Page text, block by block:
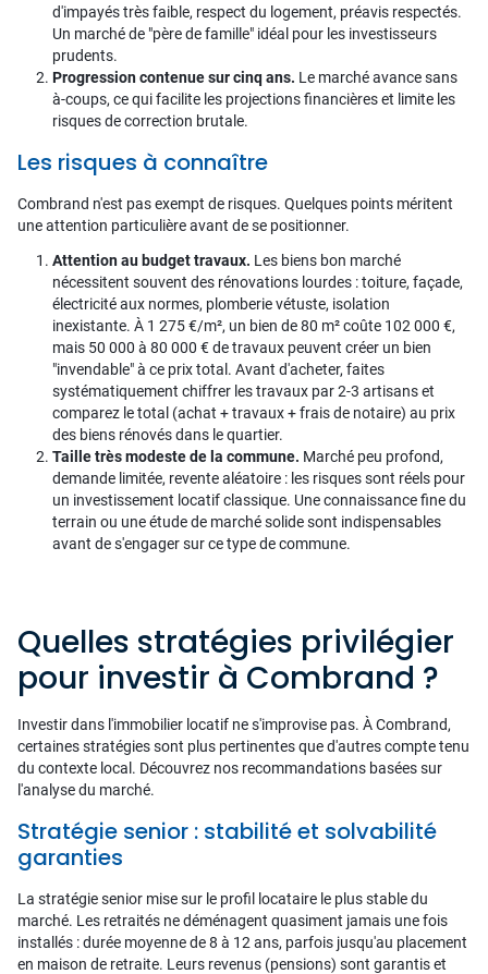
d'impayés très faible, respect du logement, préavis respectés.
Un marché de "père de famille" idéal pour les investisseurs
prudents.
Progression contenue sur cinq ans. Le marché avance sans
à-coups, ce qui facilite les projections financières et limite les
risques de correction brutale.
Les risques à connaître
Combrand n'est pas exempt de risques. Quelques points méritent
une attention particulière avant de se positionner.
Attention au budget travaux. Les biens bon marché
nécessitent souvent des rénovations lourdes : toiture, façade,
électricité aux normes, plomberie vétuste, isolation
inexistante. À 1 275 €/m², un bien de 80 m² coûte 102 000 €,
mais 50 000 à 80 000 € de travaux peuvent créer un bien
"invendable" à ce prix total. Avant d'acheter, faites
systématiquement chiffrer les travaux par 2-3 artisans et
comparez le total (achat + travaux + frais de notaire) au prix
des biens rénovés dans le quartier.
Taille très modeste de la commune. Marché peu profond,
demande limitée, revente aléatoire : les risques sont réels pour
un investissement locatif classique. Une connaissance fine du
terrain ou une étude de marché solide sont indispensables
avant de s'engager sur ce type de commune.
Quelles stratégies privilégier
pour investir à Combrand ?
Investir dans l'immobilier locatif ne s'improvise pas. À Combrand,
certaines stratégies sont plus pertinentes que d'autres compte tenu
du contexte local. Découvrez nos recommandations basées sur
l'analyse du marché.
Stratégie senior : stabilité et solvabilité
garanties
La stratégie senior mise sur le profil locataire le plus stable du
marché. Les retraités ne déménagent quasiment jamais une fois
installés : durée moyenne de 8 à 12 ans, parfois jusqu'au placement
en maison de retraite. Leurs revenus (pensions) sont garantis et